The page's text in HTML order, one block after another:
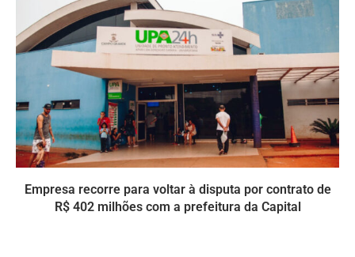
Empresa recorre para voltar à disputa por contrato de
R$ 402 milhões com a prefeitura da Capital